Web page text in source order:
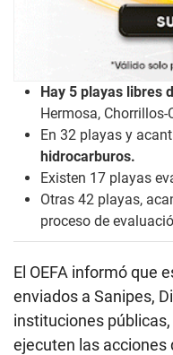
Hay 5 playas libres
Hermosa,
En 32 playas y
hidrocarburos.
Existen 17 playas
Otras 42 playas,
proceso de
El OEFA informó que
enviados a Sanipes,
instituciones
ejecuten las acciones